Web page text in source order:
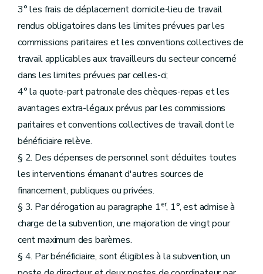
3° les frais de déplacement domicile-lieu de travail
rendus obligatoires dans les limites prévues par les
commissions paritaires et les conventions collectives de
travail applicables aux travailleurs du secteur concerné
dans les limites prévues par celles-ci;
4° la quote-part patronale des chèques-repas et les
avantages extra-légaux prévus par les commissions
paritaires et conventions collectives de travail dont le
bénéficiaire relève.
§ 2. Des dépenses de personnel sont déduites toutes
les interventions émanant d'autres sources de
financement, publiques ou privées.
§ 3. Par dérogation au paragraphe 1er, 1°, est admise à
charge de la subvention, une majoration de vingt pour
cent maximum des barèmes.
§ 4. Par bénéficiaire, sont éligibles à la subvention, un